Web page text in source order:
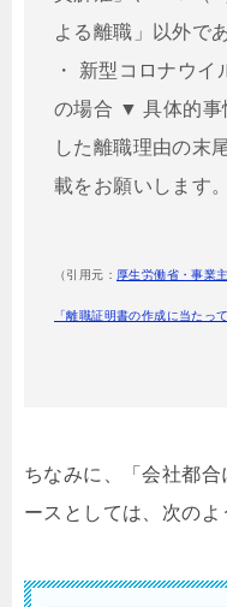
よる離職」以外で
・ 新型コロナウ
の場合 ▼ 具体的事
した離職理由の末
載をお願いします。
（引用元： 厚生労働省・事業
「離職証明書の作成に当たっ
ちなみに、「会社都
ースとしては、次のよ